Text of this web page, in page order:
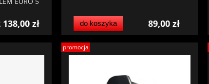
138,00 zł 89,00 zł
do koszyka
promocja